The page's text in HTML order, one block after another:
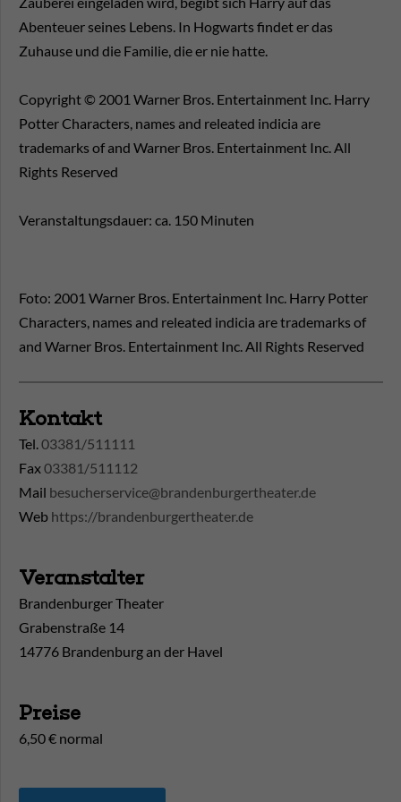
Abenteuer seines Lebens. In Hogwarts findet er das
Zuhause und die Familie, die er nie hatte.
Copyright © 2001 Warner Bros. Entertainment Inc. Harry
Potter Characters, names and releated indicia are
trademarks of and Warner Bros. Entertainment Inc. All
Rights Reserved
Veranstaltungsdauer: ca. 150 Minuten
Foto: 2001 Warner Bros. Entertainment Inc. Harry Potter
Characters, names and releated indicia are trademarks of
and Warner Bros. Entertainment Inc. All Rights Reserved
Kontakt
Tel.03381/511111
Fax03381/511112
Mail besucherservice@brandenburgertheater.de
Web https://brandenburgertheater.de
Veranstalter
Brandenburger Theater
Grabenstraße 14
14776 Brandenburg an der Havel
Preise
6,50 € normal